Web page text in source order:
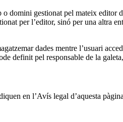
domini gestionat pel mateix editor
per l’editor, sinó per una altra
dades mentre l’usuari
definit pel responsable de la
en l’Avís legal d’aquesta